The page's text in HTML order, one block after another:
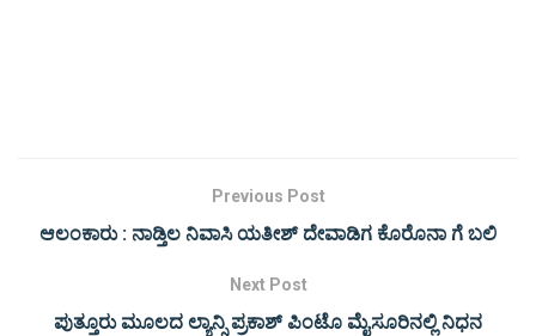
Previous Post
ಆಲಂಕಾರು : ನಾಡ್ತಿಲ ನಿವಾಸಿ ಯತೀಶ್ ದೇವಾಡಿಗ ಕೊರೊನಾ ಗೆ ಬಲಿ
Next Post
ಪುತ್ತೂರು ಮೂಲದ ಲ್ಯಾನ್ಸಿ ಪ್ರಕಾಶ್ ಪಿಂಟೊ ಮೈಸೂರಿನಲ್ಲಿ ನಿಧನ